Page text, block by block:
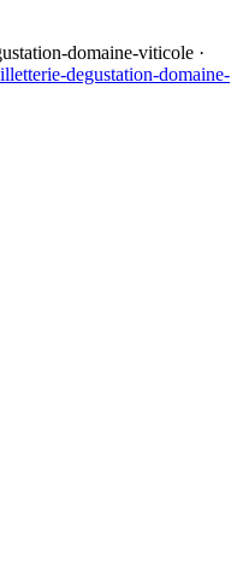
domaine-viticole ·
degustation-domaine-